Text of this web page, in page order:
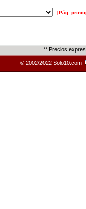
[Pág.
** Precios
© 2002/2022 Solo10.com